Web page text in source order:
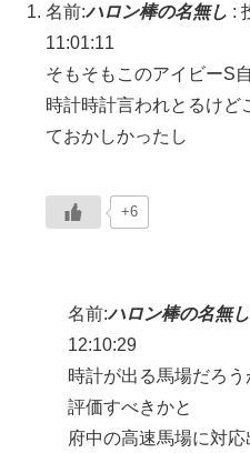
名前:ハロン棒の名無し :
11:01:11
そもそもこのアイビーS
時計時計言われとるけど
ておかしかったし
+6
名前:ハロン棒の名無し
12:10:29
時計が出る馬場だろ
評価すべきかと
府中の高速馬場に対